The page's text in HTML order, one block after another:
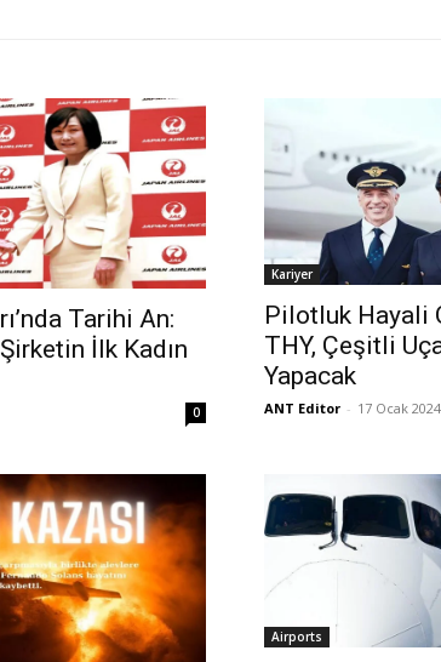
Tarihi An:
İlk Kadın
0
Kariyer
Pilotluk Hayali
THY, Çeşitli
Yapacak
ANT Editor - 17 Ocak 2024
Airports